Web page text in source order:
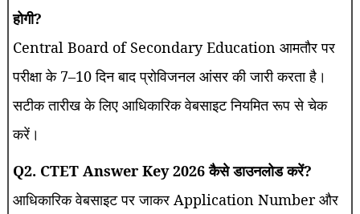
होगी?
Central Board of Secondary Education आमतौर पर
परीक्षा के 7–10 दिन बाद प्रोविजनल आंसर की जारी करता है।
सटीक तारीख के लिए आधिकारिक वेबसाइट नियमित रूप से चेक
करें।
Q2. CTET Answer Key 2026 कैसे डाउनलोड करें?
आधिकारिक वेबसाइट पर जाकर Application Number और